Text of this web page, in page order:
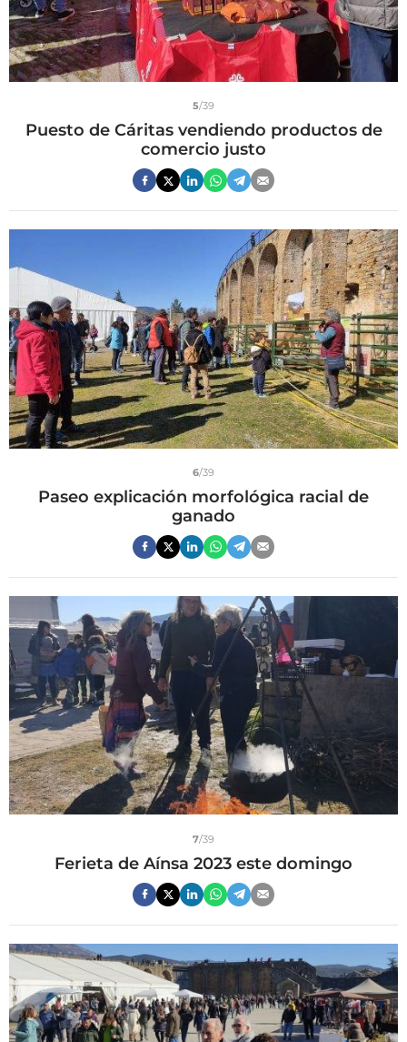
5/39
Puesto de Cáritas vendiendo productos de
comercio justo
6/39
Paseo explicación morfológica racial de
ganado
7/39
Ferieta de Aínsa 2023 este domingo